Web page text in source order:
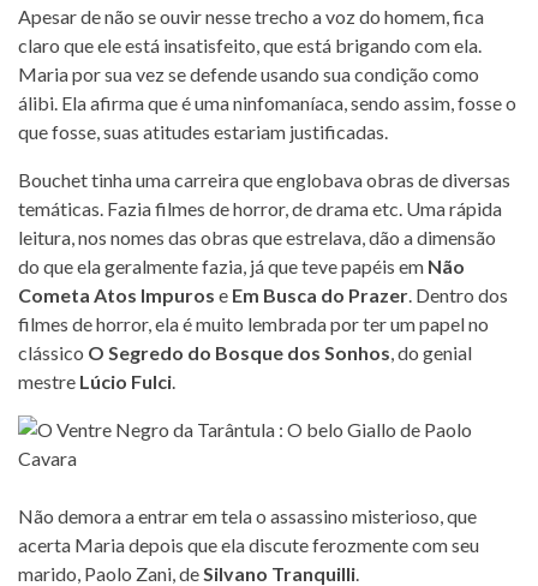
Apesar de não se ouvir nesse trecho a voz do homem, fica
claro que ele está insatisfeito, que está brigando com ela.
Maria por sua vez se defende usando sua condição como
álibi. Ela afirma que é uma ninfomaníaca, sendo assim, fosse o
que fosse, suas atitudes estariam justificadas.
Bouchet tinha uma carreira que englobava obras de diversas
temáticas. Fazia filmes de horror, de drama etc. Uma rápida
leitura, nos nomes das obras que estrelava, dão a dimensão
do que ela geralmente fazia, já que teve papéis em Não
Cometa Atos Impuros e Em Busca do Prazer. Dentro dos
filmes de horror, ela é muito lembrada por ter um papel no
clássico O Segredo do Bosque dos Sonhos, do genial
mestre Lúcio Fulci.
Não demora a entrar em tela o assassino misterioso, que
acerta Maria depois que ela discute ferozmente com seu
marido, Paolo Zani, deSilvano Tranquilli.